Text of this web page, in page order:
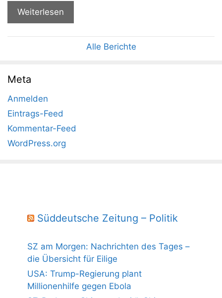
Weiterlesen
Alle Berichte
Meta
Anmelden
Eintrags-Feed
Kommentar-Feed
WordPress.org
Süddeutsche Zeitung – Politik
SZ am Morgen: Nachrichten des Tages –
die Übersicht für Eilige
USA: Trump-Regierung plant
Millionenhilfe gegen Ebola